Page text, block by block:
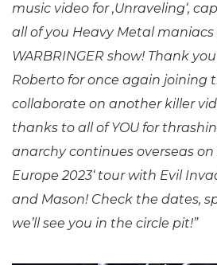
music video for ‚Unraveling‘,
all of you Heavy Metal maniacs
WARBRINGER show! Thank
Roberto for once again joining
collaborate on another killer
thanks to all of YOU for
anarchy continues overseas on
Europe 2023‘ tour with Evil
and Mason! Check the dates,
we’ll see you in the circle pit!”